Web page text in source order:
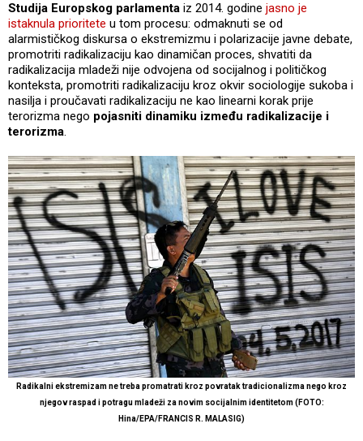
Studija Europskog parlamenta iz 2014. godine jasno je
istaknula prioritete u tom procesu: odmaknuti se od
alarmističkog diskursa o ekstremizmu i polarizacije javne debate,
promotriti radikalizaciju kao dinamičan proces, shvatiti da
radikalizacija mladeži nije odvojena od socijalnog i političkog
konteksta, promotriti radikalizaciju kroz okvir sociologije sukoba i
nasilja i proučavati radikalizaciju ne kao linearni korak prije
terorizma nego pojasniti dinamiku između radikalizacije i
terorizma.
Radikalni ekstremizam ne treba promatrati kroz povratak tradicionalizma nego kroz
njegov raspad i potragu mladeži za novim socijalnim identitetom (FOTO:
Hina/EPA/FRANCIS R. MALASIG)